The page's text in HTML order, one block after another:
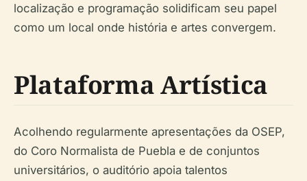
localização e programação solidificam seu papel
como um local onde história e artes convergem.
Plataforma Artística
Acolhendo regularmente apresentações da OSEP,
do Coro Normalista de Puebla e de conjuntos
universitários, o auditório apoia talentos